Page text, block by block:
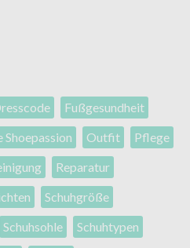
Fußgesundheit
Shoepassion Outfit
Pflege
Reparatur
Schuhgröße
Schuhsohle
Schuhtypen